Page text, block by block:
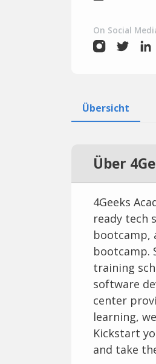
On Social
Übersicht
Über
4Geeks
ready tech
bootcamp,
bootcamp.
training
software
center
learning,
Kickstart
and take